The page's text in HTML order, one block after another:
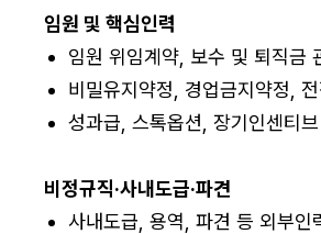
임원 및 핵심인력
임원 위임계약, 보수 및 퇴직금
비밀유지약정, 경업금지약정,
성과급, 스톡옵션, 장기인센티
비정규직·사내도급·파견
사내도급, 용역, 파견 등 외부